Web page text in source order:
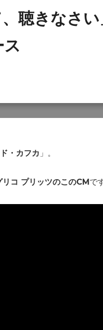
、聴きなさ
・カフカ 」。
リコ プリッツのこのCMで